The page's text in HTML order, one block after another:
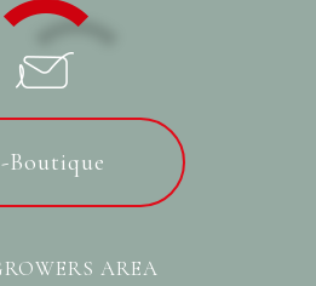
Boutique
AREA